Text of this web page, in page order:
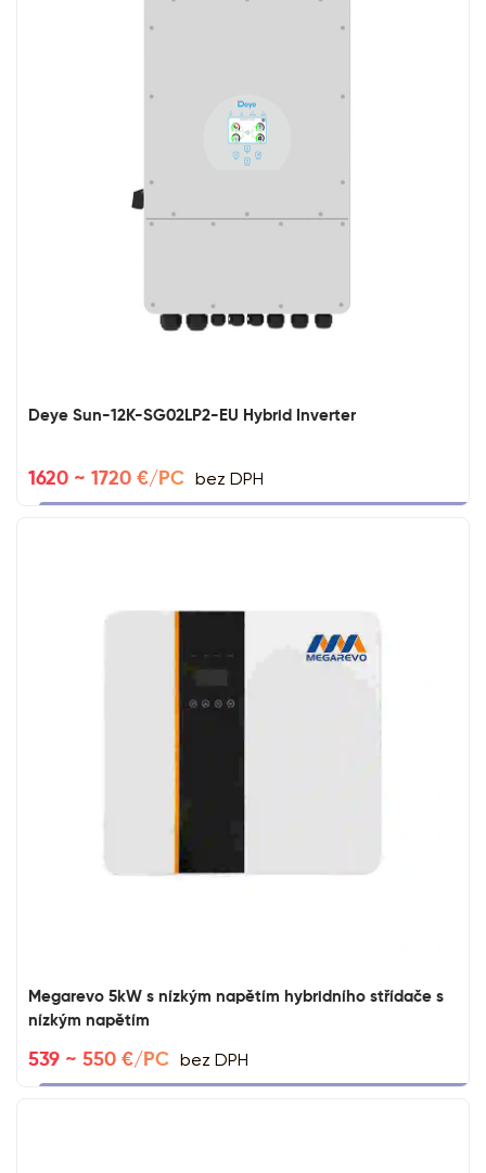
Deye Sun-12K-SG02LP2-EU Hybrid Inverter
1620 ~ 1720 €/PC bez DPH
Megarevo 5kW s nízkým napětím hybridního střídače s
nízkým napětím
539 ~ 550 €/PC bez DPH